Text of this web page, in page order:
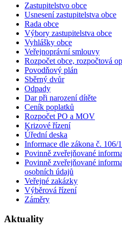
Zastupitelstvo obce
Usnesení zastupitelstva obce
Rada obce
Výbory zastupitelstva obce
Vyhlášky obce
Veřejnoprávní smlouvy
Rozpočet obce, rozpočtová
Povodňový plán
Sběrný dvůr
Odpady
Dar při narození dítěte
Ceník poplatků
Rozpočet PO a MOV
Krizové řízení
Úřední deska
Informace dle zákona č. 106/
Povinně zveřejňované
Povinně zveřejňované
osobních údajů
Veřejné zakázky
Výběrová řízení
Záměry
Aktuality